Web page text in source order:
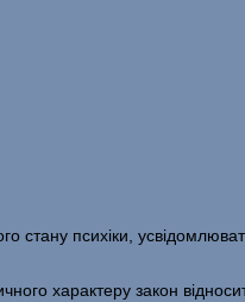
психіки,
характеру закон